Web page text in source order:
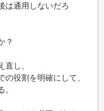
は通用しないだろ
？
直し、
の役割を明確にして、
。